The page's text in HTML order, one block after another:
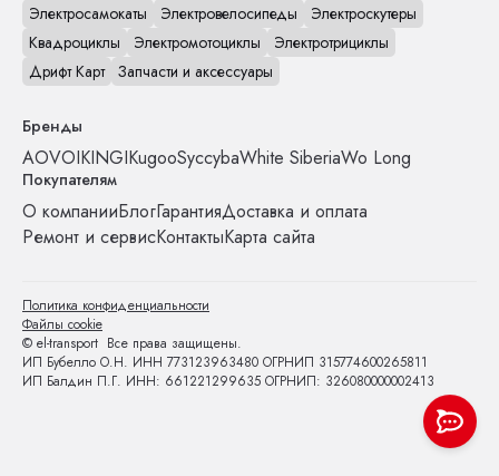
Электросамокаты
Электровелосипеды
Электроскутеры
Квадроциклы
Электромотоциклы
Электротрициклы
Дрифт Карт Запчасти и аксессуары
Бренды
AOVOIKINGIKugooSyccybaWhite SiberiaWo Long
Покупателям
О компанииБлогГарантияДоставка и оплата
Ремонт и сервисКонтактыКарта сайта
© el-transport Все права защищены.
ИП Бубелло О.Н. ИНН 773123963480 ОГРНИП 315774600265811
ИП Балдин П.Г. ИНН: 661221299635 ОГРНИП: 326080000002413
Политика конфиденциальности
Файлы cookie